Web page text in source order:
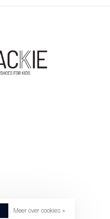
Meer over cookies »